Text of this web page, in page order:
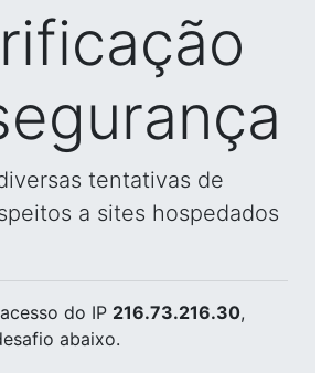
tentativas de
a sites hospedados
do IP 216.73.216.30,
abaixo.